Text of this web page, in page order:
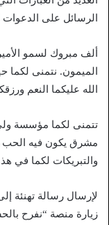
الرسائل على الدعوات
ألف مبروك لسمو
الميمون. نتمنى لكما
الله عليكما النعم
تتمنى لكما مؤسسة
مشرق يكون فيه الحب
والتبريكات لكما في
لإرسال رسالة تهنئة
زيارة منصة “نفرح